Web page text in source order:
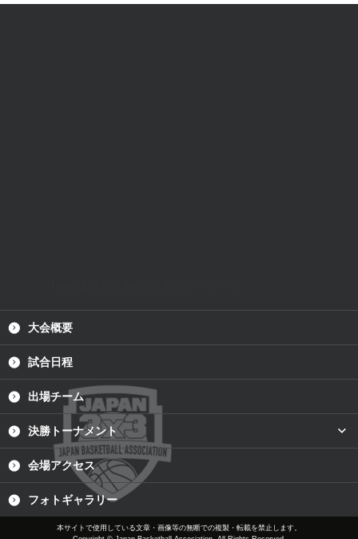
大会概要
試合日程
出場チーム
決勝トーナメント
plus
会場アクセス
フォトギャラリー
本サイトで使用している文章・画像等の無断での複製・転載を禁止します。